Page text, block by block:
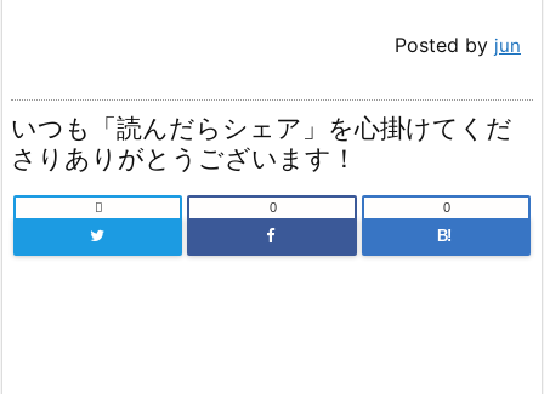
Posted by jun
いつも「読んだらシェア」を心掛けてくだ
さりありがとうございます！
 0
B!
0